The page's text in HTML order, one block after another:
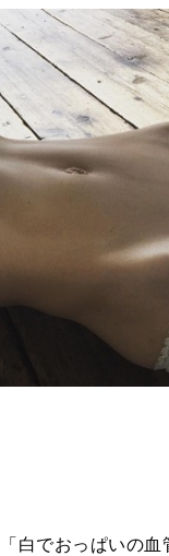
白でおっぱいの血